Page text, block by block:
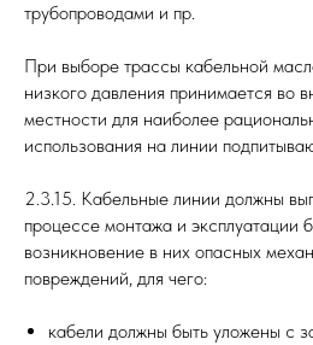
трубопроводами и пр.
При выборе трассы кабельной
низкого давления принимается во
местности для наиболее
использования на линии
2.3.15. Кабельные линии должны
процессе монтажа и эксплуатации
возникновение в них опасных
повреждений, для чего:
кабели должны быть уложены с